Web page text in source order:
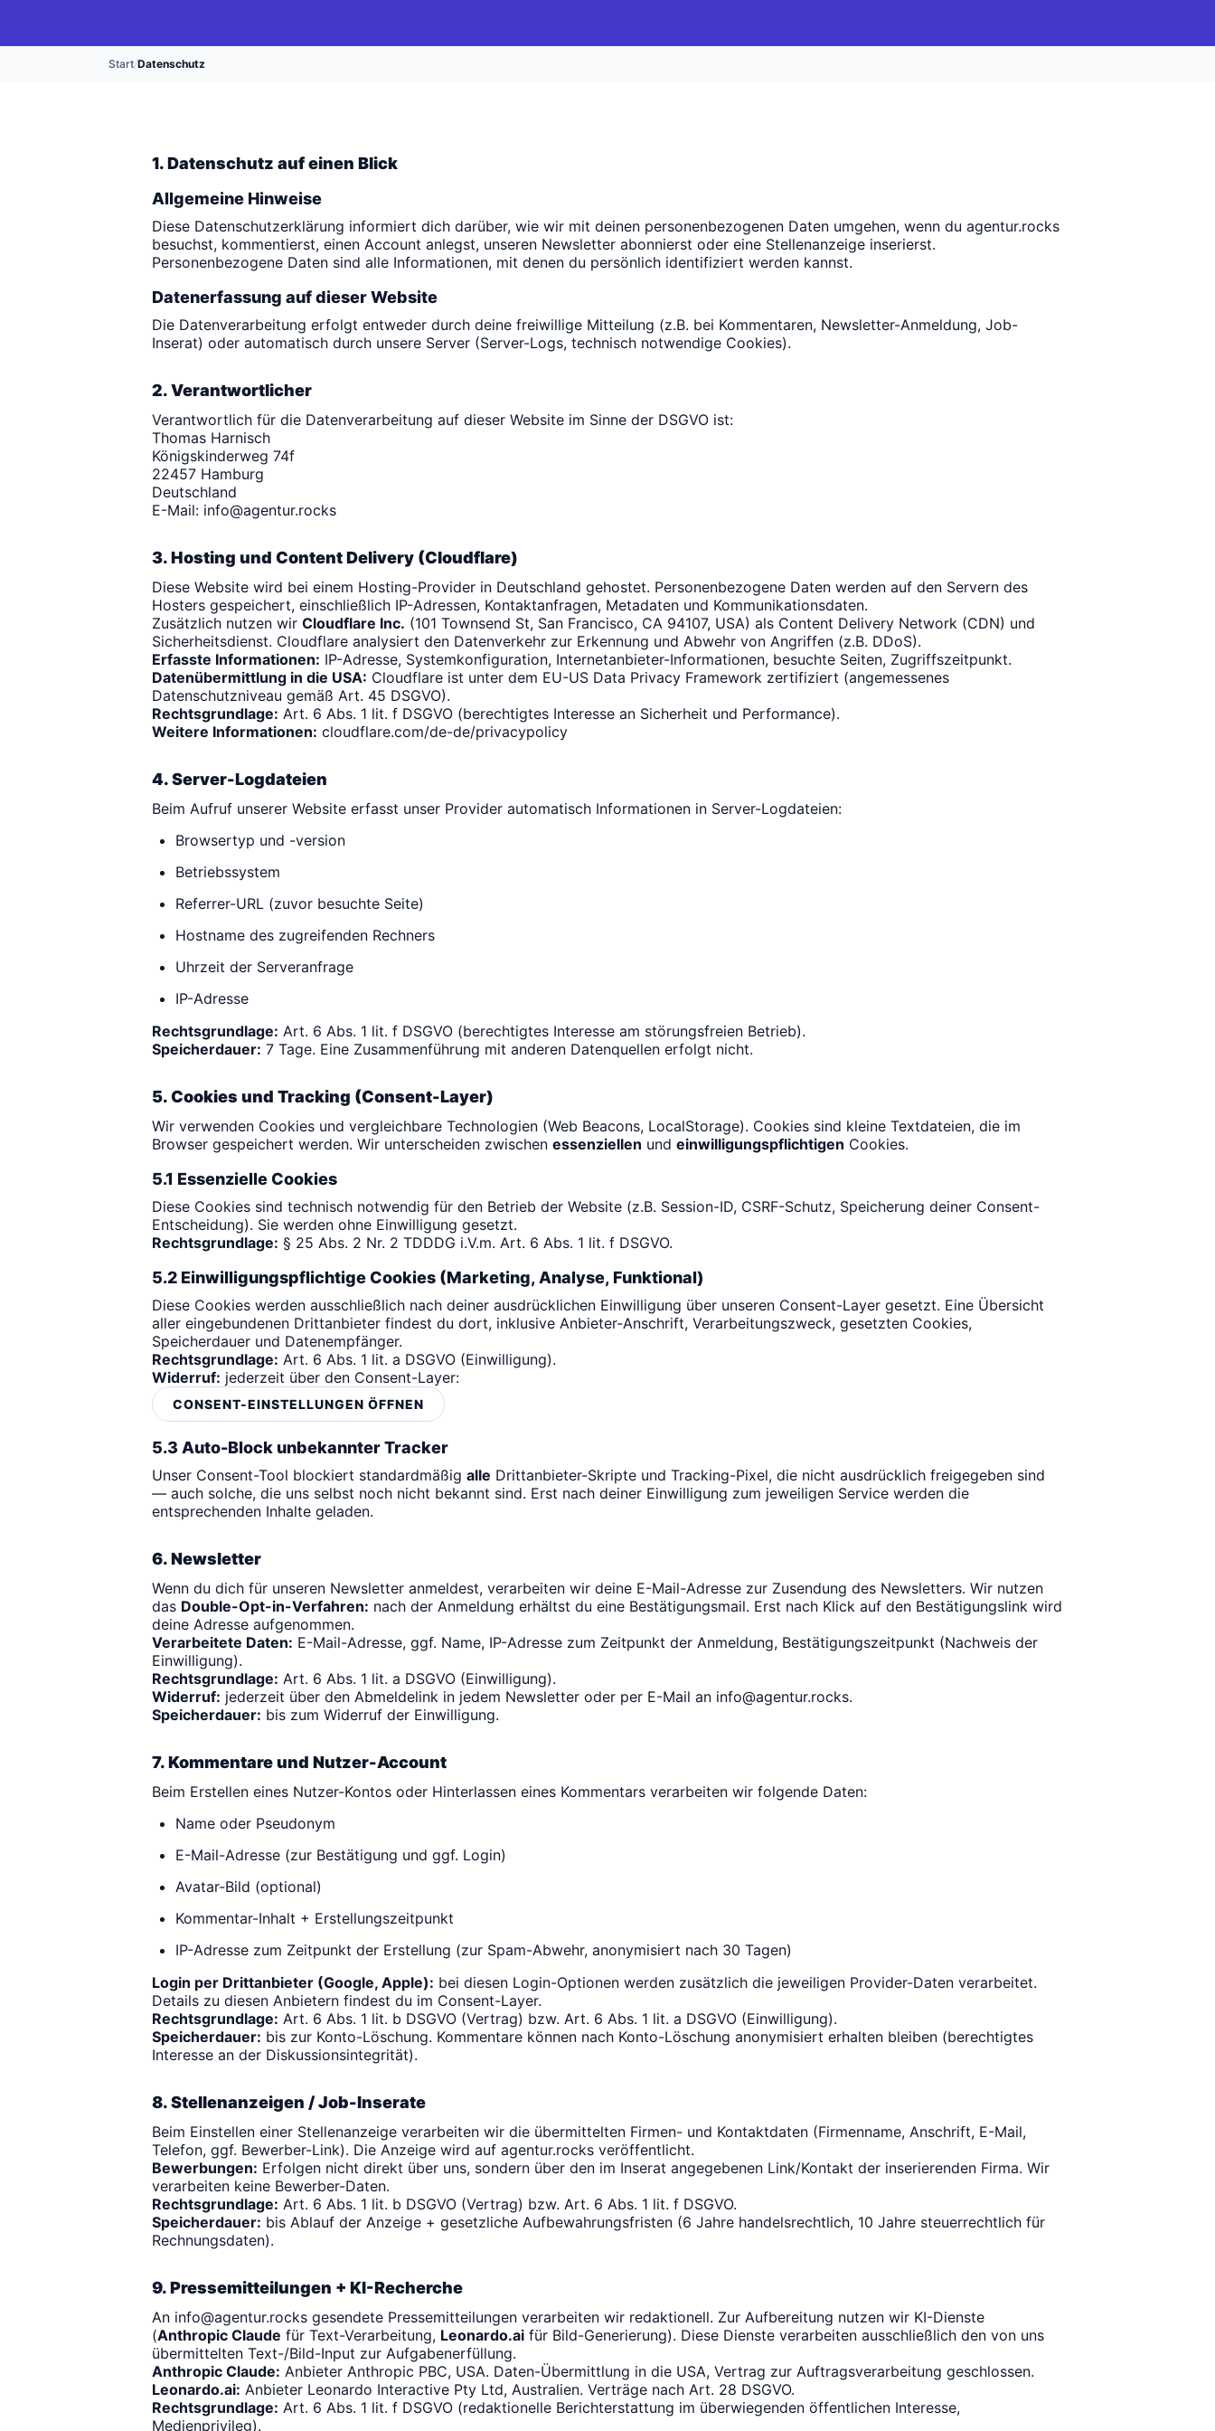
Start/Datenschutz
1. Datenschutz auf einen Blick
Allgemeine Hinweise
Diese Datenschutzerklärung informiert dich darüber, wie wir mit deinen personenbezogenen Daten umgehen, wenn du agentur.rocks
besuchst, kommentierst, einen Account anlegst, unseren Newsletter abonnierst oder eine Stellenanzeige inserierst.
Personenbezogene Daten sind alle Informationen, mit denen du persönlich identifiziert werden kannst.
Datenerfassung auf dieser Website
Die Datenverarbeitung erfolgt entweder durch deine freiwillige Mitteilung (z.B. bei Kommentaren, Newsletter-Anmeldung, Job-
Inserat) oder automatisch durch unsere Server (Server-Logs, technisch notwendige Cookies).
2. Verantwortlicher
Verantwortlich für die Datenverarbeitung auf dieser Website im Sinne der DSGVO ist:
Thomas Harnisch
Königskinderweg 74f
22457 Hamburg
Deutschland
E-Mail: info@agentur.rocks
3. Hosting und Content Delivery (Cloudflare)
Diese Website wird bei einem Hosting-Provider in Deutschland gehostet. Personenbezogene Daten werden auf den Servern des
Hosters gespeichert, einschließlich IP-Adressen, Kontaktanfragen, Metadaten und Kommunikationsdaten.
Zusätzlich nutzen wir Cloudflare Inc. (101 Townsend St, San Francisco, CA 94107, USA) als Content Delivery Network (CDN) und
Sicherheitsdienst. Cloudflare analysiert den Datenverkehr zur Erkennung und Abwehr von Angriffen (z.B. DDoS).
Erfasste Informationen: IP-Adresse, Systemkonfiguration, Internetanbieter-Informationen, besuchte Seiten, Zugriffszeitpunkt.
Datenübermittlung in die USA: Cloudflare ist unter dem EU-US Data Privacy Framework zertifiziert (angemessenes
Datenschutzniveau gemäß Art. 45 DSGVO).
Rechtsgrundlage: Art. 6 Abs. 1 lit. f DSGVO (berechtigtes Interesse an Sicherheit und Performance).
Weitere Informationen: cloudflare.com/de-de/privacypolicy
4. Server-Logdateien
Beim Aufruf unserer Website erfasst unser Provider automatisch Informationen in Server-Logdateien:
Browsertyp und -version
Betriebssystem
Referrer-URL (zuvor besuchte Seite)
Hostname des zugreifenden Rechners
Uhrzeit der Serveranfrage
IP-Adresse
Rechtsgrundlage: Art. 6 Abs. 1 lit. f DSGVO (berechtigtes Interesse am störungsfreien Betrieb).
Speicherdauer: 7 Tage. Eine Zusammenführung mit anderen Datenquellen erfolgt nicht.
5. Cookies und Tracking (Consent-Layer)
Wir verwenden Cookies und vergleichbare Technologien (Web Beacons, LocalStorage). Cookies sind kleine Textdateien, die im
Browser gespeichert werden. Wir unterscheiden zwischen essenziellen und einwilligungspflichtigen Cookies.
5.1 Essenzielle Cookies
Diese Cookies sind technisch notwendig für den Betrieb der Website (z.B. Session-ID, CSRF-Schutz, Speicherung deiner Consent-
Entscheidung). Sie werden ohne Einwilligung gesetzt.
Rechtsgrundlage: § 25 Abs. 2 Nr. 2 TDDDG i.V.m. Art. 6 Abs. 1 lit. f DSGVO.
5.2 Einwilligungspflichtige Cookies (Marketing, Analyse, Funktional)
Diese Cookies werden ausschließlich nach deiner ausdrücklichen Einwilligung über unseren Consent-Layer gesetzt. Eine Übersicht
aller eingebundenen Drittanbieter findest du dort, inklusive Anbieter-Anschrift, Verarbeitungszweck, gesetzten Cookies,
Speicherdauer und Datenempfänger.
Rechtsgrundlage: Art. 6 Abs. 1 lit. a DSGVO (Einwilligung).
Widerruf: jederzeit über den Consent-Layer:
CONSENT-EINSTELLUNGEN ÖFFNEN
5.3 Auto-Block unbekannter Tracker
Unser Consent-Tool blockiert standardmäßig alle Drittanbieter-Skripte und Tracking-Pixel, die nicht ausdrücklich freigegeben sind
— auch solche, die uns selbst noch nicht bekannt sind. Erst nach deiner Einwilligung zum jeweiligen Service werden die
entsprechenden Inhalte geladen.
6. Newsletter
Wenn du dich für unseren Newsletter anmeldest, verarbeiten wir deine E-Mail-Adresse zur Zusendung des Newsletters. Wir nutzen
das Double-Opt-in-Verfahren: nach der Anmeldung erhältst du eine Bestätigungsmail. Erst nach Klick auf den Bestätigungslink wird
deine Adresse aufgenommen.
Verarbeitete Daten: E-Mail-Adresse, ggf. Name, IP-Adresse zum Zeitpunkt der Anmeldung, Bestätigungszeitpunkt (Nachweis der
Einwilligung).
Rechtsgrundlage: Art. 6 Abs. 1 lit. a DSGVO (Einwilligung).
Widerruf: jederzeit über den Abmeldelink in jedem Newsletter oder per E-Mail an info@agentur.rocks.
Speicherdauer: bis zum Widerruf der Einwilligung.
7. Kommentare und Nutzer-Account
Beim Erstellen eines Nutzer-Kontos oder Hinterlassen eines Kommentars verarbeiten wir folgende Daten:
Name oder Pseudonym
E-Mail-Adresse (zur Bestätigung und ggf. Login)
Avatar-Bild (optional)
Kommentar-Inhalt + Erstellungszeitpunkt
IP-Adresse zum Zeitpunkt der Erstellung (zur Spam-Abwehr, anonymisiert nach 30 Tagen)
Login per Drittanbieter (Google, Apple): bei diesen Login-Optionen werden zusätzlich die jeweiligen Provider-Daten verarbeitet.
Details zu diesen Anbietern findest du im Consent-Layer.
Rechtsgrundlage: Art. 6 Abs. 1 lit. b DSGVO (Vertrag) bzw. Art. 6 Abs. 1 lit. a DSGVO (Einwilligung).
Speicherdauer: bis zur Konto-Löschung. Kommentare können nach Konto-Löschung anonymisiert erhalten bleiben (berechtigtes
Interesse an der Diskussionsintegrität).
8. Stellenanzeigen / Job-Inserate
Beim Einstellen einer Stellenanzeige verarbeiten wir die übermittelten Firmen- und Kontaktdaten (Firmenname, Anschrift, E-Mail,
Telefon, ggf. Bewerber-Link). Die Anzeige wird auf agentur.rocks veröffentlicht.
Bewerbungen: Erfolgen nicht direkt über uns, sondern über den im Inserat angegebenen Link/Kontakt der inserierenden Firma. Wir
verarbeiten keine Bewerber-Daten.
Rechtsgrundlage: Art. 6 Abs. 1 lit. b DSGVO (Vertrag) bzw. Art. 6 Abs. 1 lit. f DSGVO.
Speicherdauer: bis Ablauf der Anzeige + gesetzliche Aufbewahrungsfristen (6 Jahre handelsrechtlich, 10 Jahre steuerrechtlich für
Rechnungsdaten).
9. Pressemitteilungen + KI-Recherche
An info@agentur.rocks gesendete Pressemitteilungen verarbeiten wir redaktionell. Zur Aufbereitung nutzen wir KI-Dienste
(Anthropic Claude für Text-Verarbeitung, Leonardo.ai für Bild-Generierung). Diese Dienste verarbeiten ausschließlich den von uns
übermittelten Text-/Bild-Input zur Aufgabenerfüllung.
Anthropic Claude: Anbieter Anthropic PBC, USA. Daten-Übermittlung in die USA, Vertrag zur Auftragsverarbeitung geschlossen.
Leonardo.ai: Anbieter Leonardo Interactive Pty Ltd, Australien. Verträge nach Art. 28 DSGVO.
Rechtsgrundlage: Art. 6 Abs. 1 lit. f DSGVO (redaktionelle Berichterstattung im überwiegenden öffentlichen Interesse,
Medienprivileg).